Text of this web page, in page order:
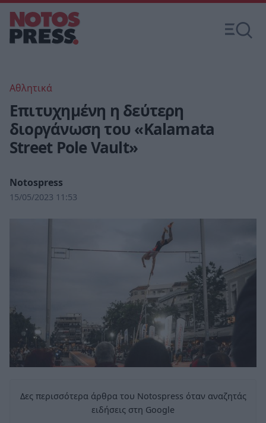
Αθλητικά
Επιτυχημένη η δεύτερη
διοργάνωση του «Kalamata
Street Pole Vault»
Notospress
15/05/2023 11:53
Δες περισσότερα άρθρα του Notospress όταν αναζητάς
ειδήσεις στη Google